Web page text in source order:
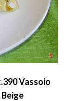
Vassoio